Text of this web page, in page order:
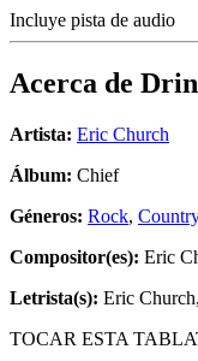
Incluye pista de audio
Acerca de
Artista: Eric Church
Álbum: Chief
Géneros: Rock,
Compositor(es): Eric
Letrista(s): Eric
TOCAR ESTA